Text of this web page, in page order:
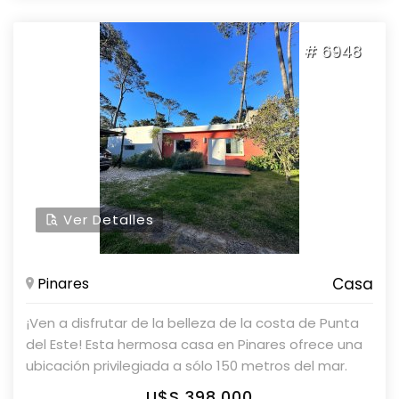
cochera pergolada. Terreno totalmente cercado
con portón automatizado. Parolin&Asociados
Propiedades. consulte con nuestros asesores.
# 6948
Ver Detalles
Pinares Casa
¡Ven a disfrutar de la belleza de la costa de Punta
del Este! Esta hermosa casa en Pinares ofrece una
ubicación privilegiada a sólo 150 metros del mar.
Esta casa cuenta con 2 dormitorios, 3 baños, una